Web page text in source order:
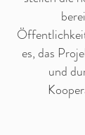
es, das
und